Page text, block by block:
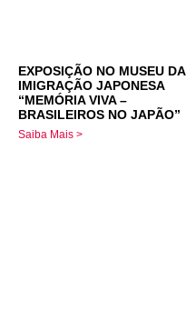
EXPOSIÇÃO NO MUSEU DA
IMIGRAÇÃO JAPONESA
“MEMÓRIA VIVA –
BRASILEIROS NO JAPÃO”
Saiba Mais >